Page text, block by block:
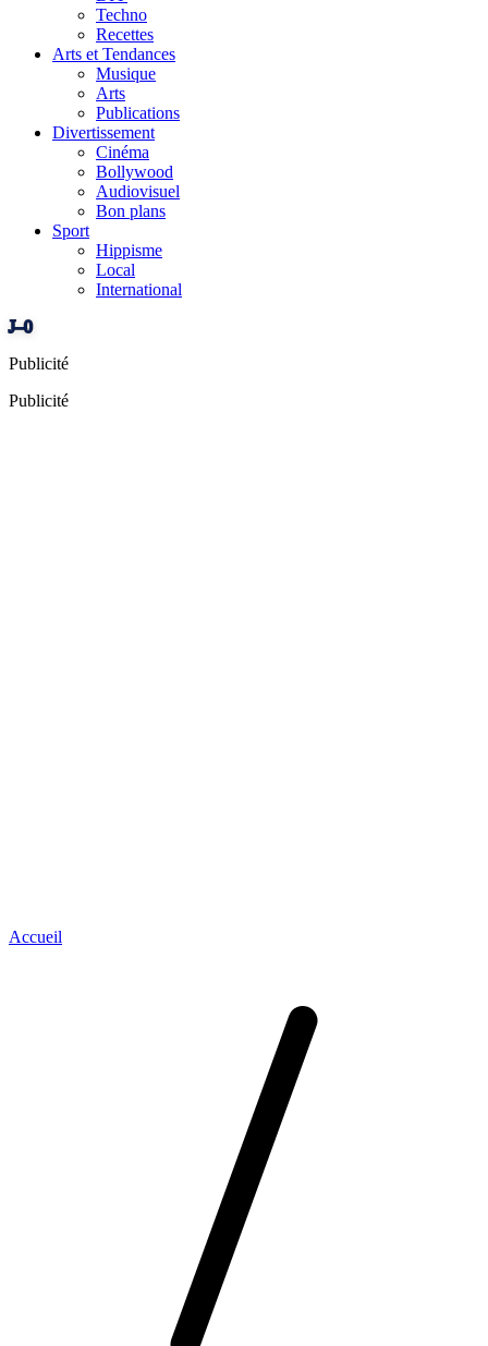
Techno
Recettes
Arts et Tendances
Musique
Arts
Publications
Divertissement
Cinéma
Bollywood
Audiovisuel
Bon plans
Sport
Hippisme
Local
International
J–0
Publicité
Publicité
Accueil